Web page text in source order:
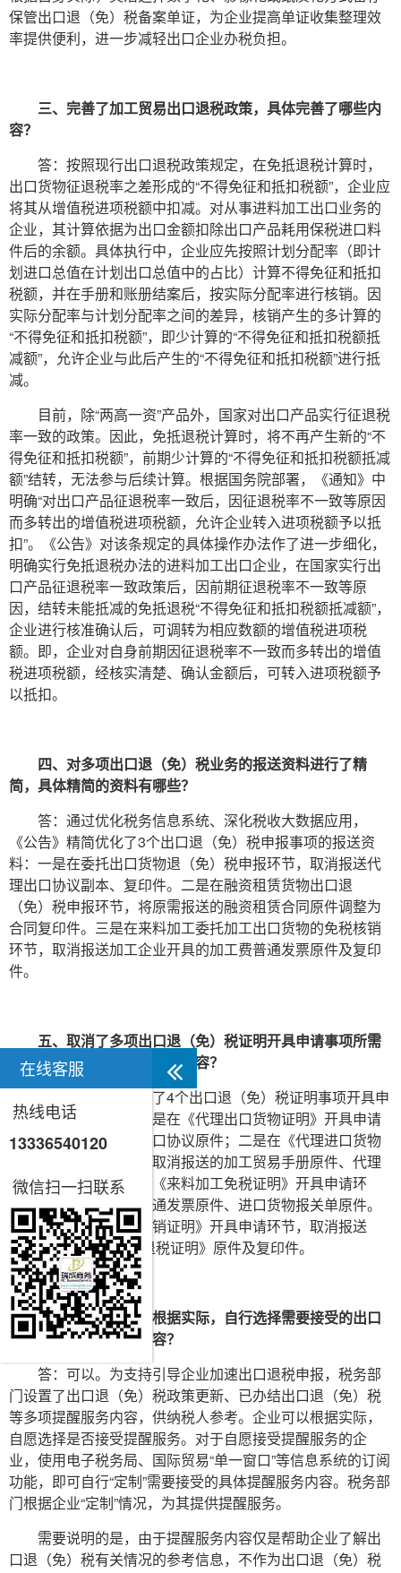
保管出口退（免）税备案单证，为企业提高单证收集整理效
率提供便利，进一步减轻出口企业办税负担。
三、完善了加工贸易出口退税政策，具体完善了哪些内
容？
答：按照现行出口退税政策规定，在免抵退税计算时，
出口货物征退税率之差形成的“不得免征和抵扣税额”，企业应
将其从增值税进项税额中扣减。对从事进料加工出口业务的
企业，其计算依据为出口金额扣除出口产品耗用保税进口料
件后的余额。具体执行中，企业应先按照计划分配率（即计
划进口总值在计划出口总值中的占比）计算不得免征和抵扣
税额，并在手册和账册结案后，按实际分配率进行核销。因
实际分配率与计划分配率之间的差异，核销产生的多计算的
“不得免征和抵扣税额”，即少计算的“不得免征和抵扣税额抵
减额”，允许企业与此后产生的“不得免征和抵扣税额”进行抵
减。
目前，除“两高一资”产品外，国家对出口产品实行征退税
率一致的政策。因此，免抵退税计算时，将不再产生新的“不
得免征和抵扣税额”，前期少计算的“不得免征和抵扣税额抵减
额”结转，无法参与后续计算。根据国务院部署，《通知》中
明确“对出口产品征退税率一致后，因征退税率不一致等原因
而多转出的增值税进项税额，允许企业转入进项税额予以抵
扣”。《公告》对该条规定的具体操作办法作了进一步细化，
明确实行免抵退税办法的进料加工出口企业，在国家实行出
口产品征退税率一致政策后，因前期征退税率不一致等原
因，结转未能抵减的免抵退税“不得免征和抵扣税额抵减额”，
企业进行核准确认后，可调转为相应数额的增值税进项税
额。即，企业对自身前期因征退税率不一致而多转出的增值
税进项税额，经核实清楚、确认金额后，可转入进项税额予
以抵扣。
四、对多项出口退（免）税业务的报送资料进行了精
简，具体精简的资料有哪些？
答：通过优化税务信息系统、深化税收大数据应用，
《公告》精简优化了3个出口退（免）税申报事项的报送资
料：一是在委托出口货物退（免）税申报环节，取消报送代
理出口协议副本、复印件。二是在融资租赁货物出口退
（免）税申报环节，将原需报送的融资租赁合同原件调整为
合同复印件。三是在来料加工委托加工出口货物的免税核销
环节，取消报送加工企业开具的加工费普通发票原件及复印
件。
五、取消了多项出口退（免）税证明开具申请事项所需
的报送资料，具体包括哪些内容？
答：《公告》取消了4个出口退（免）税证明事项开具申
请所需的报送资料：一是在《代理出口货物证明》开具申请
环节，取消报送代理出口协议原件；二是在《代理进口货物
证明》开具申请环节，取消报送的加工贸易手册原件、代理
进口协议原件；三是在《来料加工免税证明》开具申请环
节，取消报送加工费普通发票原件、进口货物报关单原件。
四是在《出口货物转内销证明》开具申请环节，取消报送
《出口货物已补税/未退税证明》原件及复印件。
六、企业是否可以根据实际，自行选择需要接受的出口
退（免）税提醒服务内容？
答：可以。为支持引导企业加速出口退税申报，税务部
门设置了出口退（免）税政策更新、已办结出口退（免）税
等多项提醒服务内容，供纳税人参考。企业可以根据实际，
自愿选择是否接受提醒服务。对于自愿接受提醒服务的企
业，使用电子税务局、国际贸易“单一窗口”等信息系统的订阅
功能，即可自行“定制”需要接受的具体提醒服务内容。税务部
门根据企业“定制”情况，为其提供提醒服务。
需要说明的是，由于提醒服务内容仅是帮助企业了解出
口退（免）税有关情况的参考信息，不作为出口退（免）税
在线客服
热线电话
13336540120
微信扫一扫联系